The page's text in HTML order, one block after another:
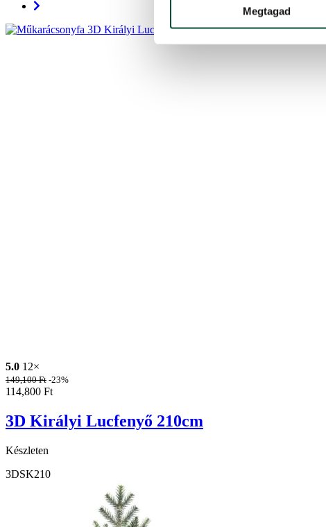
Megtagad
5.0 12×
149,100Ft -23%
114,800 Ft
3D Királyi Lucfenyő 210cm
Készleten
3DSK210